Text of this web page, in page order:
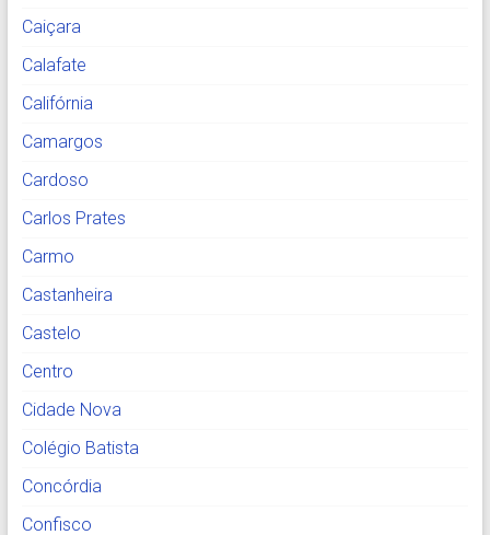
Caiçara
Calafate
Califórnia
Camargos
Cardoso
Carlos Prates
Carmo
Castanheira
Castelo
Centro
Cidade Nova
Colégio Batista
Concórdia
Confisco